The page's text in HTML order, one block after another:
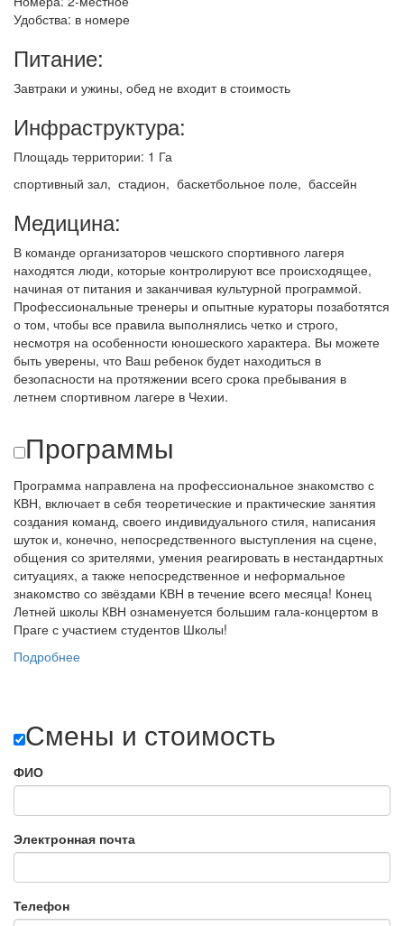
Удобства: в номере
Питание:
Завтраки и ужины, обед не входит в стоимость
Инфраструктура:
Площадь территории: 1 Га
спортивный зал, стадион, баскетбольное поле, бассейн
Медицина:
В команде организаторов чешского спортивного лагеря
находятся люди, которые контролируют все происходящее,
начиная от питания и заканчивая культурной программой.
Профессиональные тренеры и опытные кураторы позаботятся
о том, чтобы все правила выполнялись четко и строго,
несмотря на особенности юношеского характера. Вы можете
быть уверены, что Ваш ребенок будет находиться в
безопасности на протяжении всего срока пребывания в
летнем спортивном лагере в Чехии.
Программы
Программа направлена на профессиональное знакомство с
КВН, включает в себя теоретические и практические занятия
создания команд, своего индивидуального стиля, написания
шуток и, конечно, непосредственного выступления на сцене,
общения со зрителями, умения реагировать в нестандартных
ситуациях, а также непосредственное и неформальное
знакомство со звёздами КВН в течение всего месяца! Конец
Летней школы КВН ознаменуется большим гала-концертом в
Праге с участием студентов Школы!
Подробнее
Смены и стоимость
ФИО
Электронная почта
Телефон